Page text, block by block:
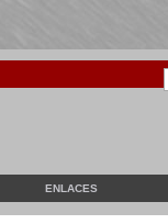
ENLACES